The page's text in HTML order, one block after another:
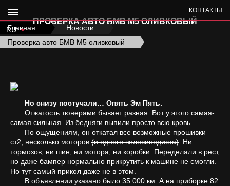
RU
КОНТАКТЫ
ПРОВЕРКА АВТО БМВ М5 ОЛИВКОВЫЙ
Главная › Новости
Проверка авто БМВ М5 оливковый
Но снизу постучали… Опять Эм Пять.
Отжатость тюнерами бывает разная. Вот у этого самая-
самая сильная. Из бедняги выпили просто всю кровь.
По ощущениям, он откатал все возможные прошивки
ст2, несколько моторов (и одного велосипедиста) . Ни
тормозов, ни шин, ни мотора, ни коробки. Переделали в рест,
но даже бампер нормально прикрутить к машине не смогли.
Но тут самый прикол даже не в этом.
В объявлении указано было 35 000 км. А на приборке 82